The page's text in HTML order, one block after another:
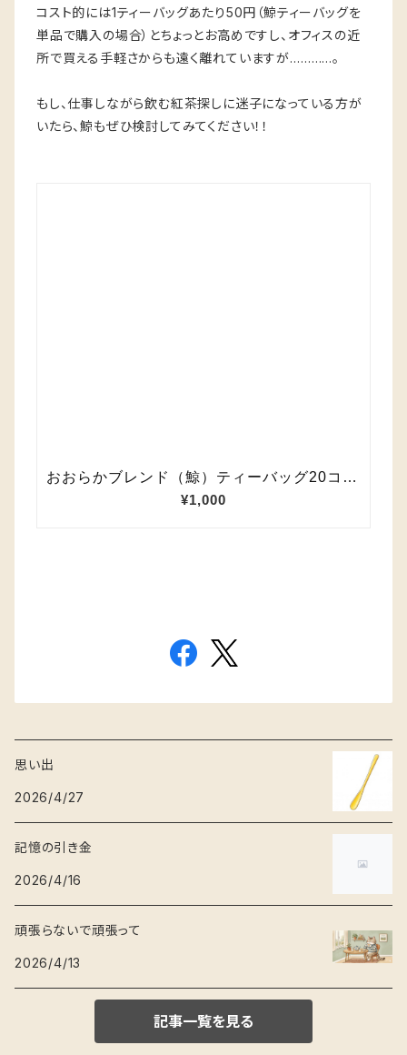
コスト的には1ティーバッグあたり50円（鯨ティーバッグを
単品で購入の場合）とちょっとお高めですし、オフィスの近
所で買える手軽さからも遠く離れていますが…………。
もし、仕事しながら飲む紅茶探しに迷子になっている方が
いたら、鯨もぜひ検討してみてください！！
思い出
2026/4/27
記憶の引き金
2026/4/16
頑張らないで頑張って
2026/4/13
記事一覧を見る